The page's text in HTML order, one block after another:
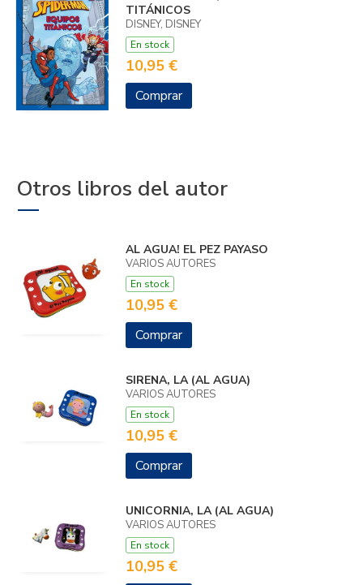
TITÁNICOS
DISNEY, DISNEY
En stock
10,95 €
Comprar
Otros libros del autor
AL AGUA! EL PEZ PAYASO
VARIOS AUTORES
En stock
10,95 €
Comprar
SIRENA, LA (AL AGUA)
VARIOS AUTORES
En stock
10,95 €
Comprar
UNICORNIA, LA (AL AGUA)
VARIOS AUTORES
En stock
10,95 €